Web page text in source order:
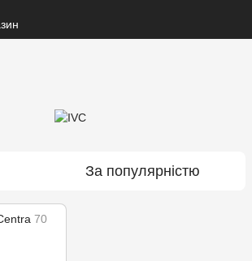
За популярністю